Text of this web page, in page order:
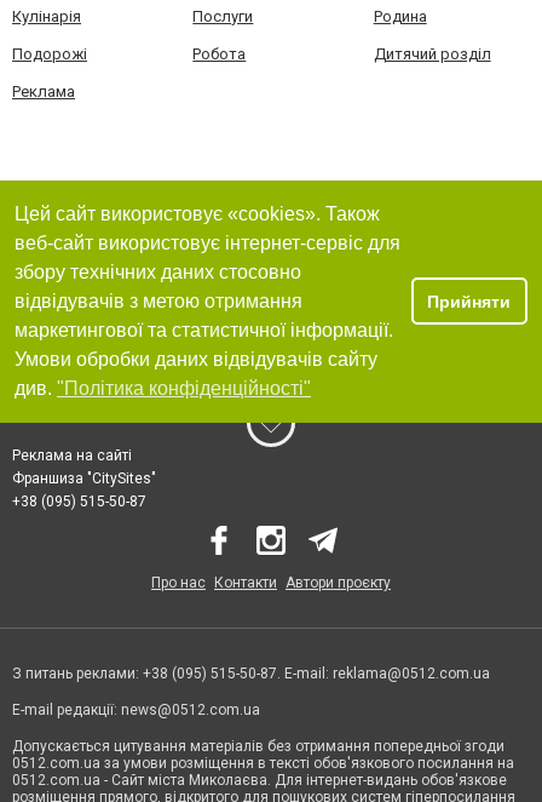
Кулінарія Послуги Родина
Подорожі Робота Дитячий розділ
Реклама
Цей сайт використовує «cookies». Також
веб-сайт використовує інтернет-сервіс для
збору технічних даних стосовно
відвідувачів з метою отримання
маркетингової та статистичної інформації.
Умови обробки даних відвідувачів сайту
див. "Політика конфіденційності"
Прийняти
Реклама на сайті
Франшиза "CitySites"
+38 (095) 515-50-87
Про нас Контакти Автори проєкту
З питань реклами: +38 (095) 515-50-87. E-mail: reklama@0512.com.ua
E-mail редакції: news@0512.com.ua
Допускається цитування матеріалів без отримання попередньої згоди
0512.com.ua за умови розміщення в тексті обов'язкового посилання на
0512.com.ua - Сайт міста Миколаєва. Для інтернет-видань обов'язкове
розміщення прямого, відкритого для пошукових систем гіперпосилання